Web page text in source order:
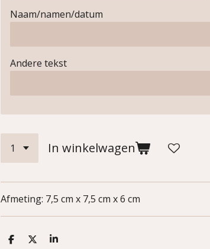
Naam/namen/datum
Andere tekst
In winkelwagen
Afmeting: 7,5 cm x 7,5 cm x 6 cm
D
D
S